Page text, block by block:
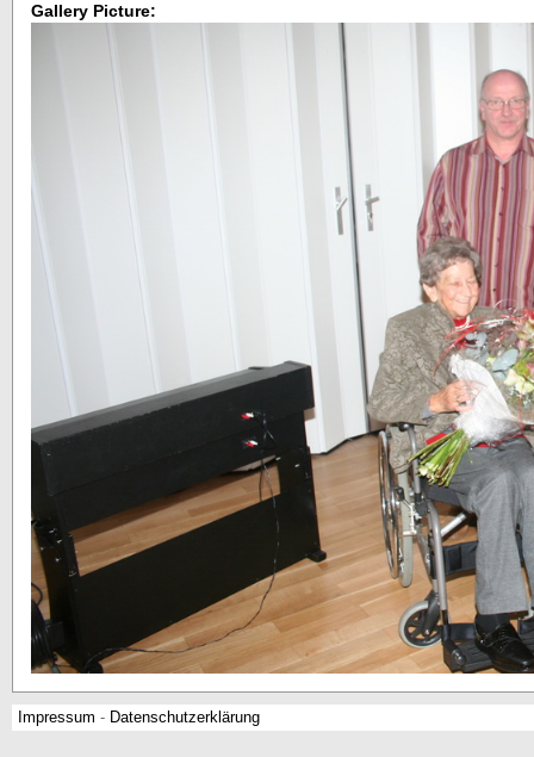
Gallery Picture:
Impressum - Datenschutzerklärung